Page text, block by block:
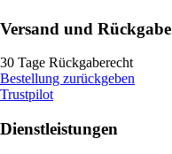
Versand und Rückgabe
30 Tage Rückgaberecht
Bestellung zurückgeben
Trustpilot
Dienstleistungen